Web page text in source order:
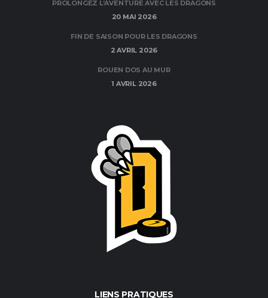
PROLONGEZ L’AVENTURE AVEC LES DRAGONS
20 MAI 2026
FIN DE SAISON POUR LES DRAGONS
2 AVRIL 2026
ROUEN DOS AU MUR
1 AVRIL 2026
LIENS PRATIQUES